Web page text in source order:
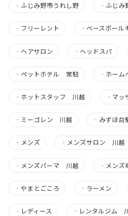
・ ふじみ野市うれし野 ・ふじみ
・ フリーレント ・ ベースボール
・ ヘアサロン ・ ヘッドスパ
・ ペットホテル 常駐 ・ ホーム
・ ホットスタッフ 川越 ・ マッ
・ ミーゴレン 川越 ・ みずほ台
・ メンズ ・ メンズサロン 川越
・ メンズパーマ 川越 ・ メンズ
・ やまとごころ ・ ラーメン
・ レディース ・ レンタルジム